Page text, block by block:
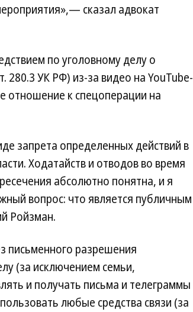
сказал адвокат
по уголовному делу о
280.3 УК РФ) из-за видео на YouTube-
отношение к спецоперации на
запрета определенных действий в
Ходатайств и отводов во время
абсолютно понятна, и я
вопрос: что является публичным
Ройзман.
письменного разрешения
(за исключением семьи,
и получать письма и телеграммы
любые средства связи (за